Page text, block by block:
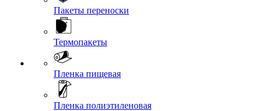
Пакеты переноски
Термопакеты
Пленка пищевая
Пленка полиэтиленовая